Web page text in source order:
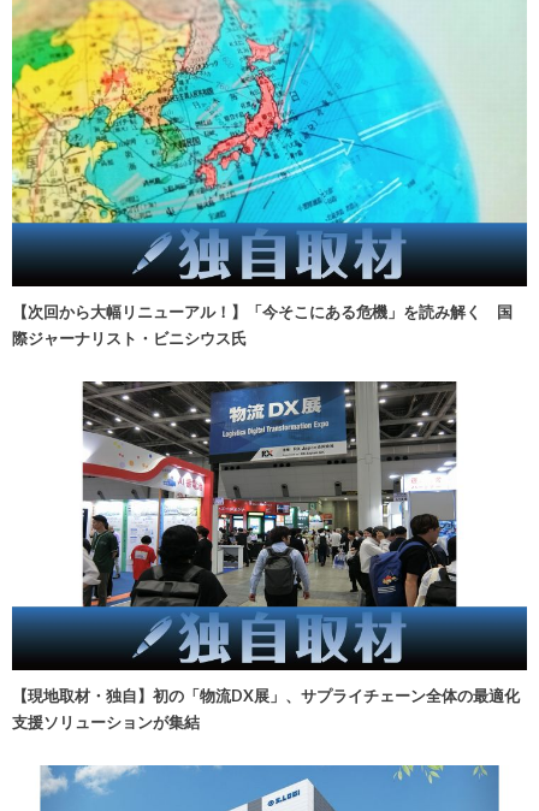
【次回から大幅リニューアル！】「今そこにある危機」を読み解く 国
際ジャーナリスト・ビニシウス氏
【現地取材・独自】初の「物流DX展」、サプライチェーン全体の最適化
支援ソリューションが集結